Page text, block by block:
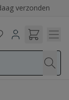
verzonden